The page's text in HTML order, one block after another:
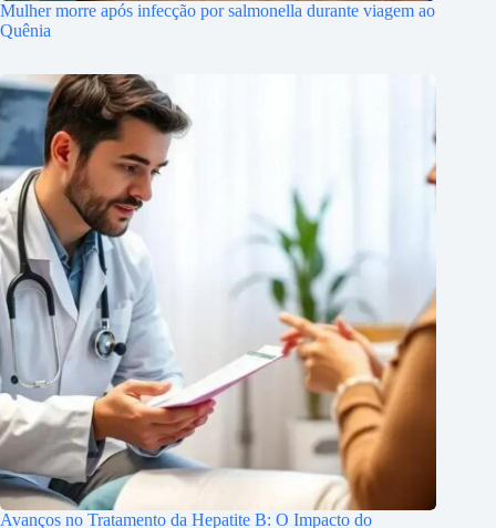
Mulher morre após infecção por salmonella durante viagem ao
Quênia
Avanços no Tratamento da Hepatite B: O Impacto do